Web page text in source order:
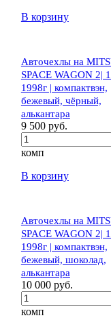
В корзину
Авточехлы на
SPACE WAGON 2|
1998г | компактвэн,
бежевый, чёрный,
алькантара
9 500 руб.
комп
В корзину
Авточехлы на
SPACE WAGON 2|
1998г | компактвэн,
бежевый, шоколад,
алькантара
10 000 руб.
комп